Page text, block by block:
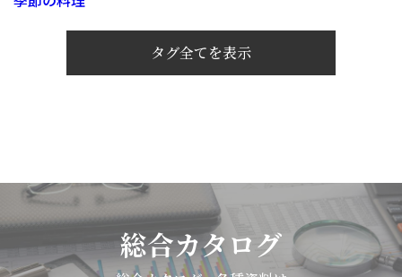
タグ全てを表示
総合カタログ